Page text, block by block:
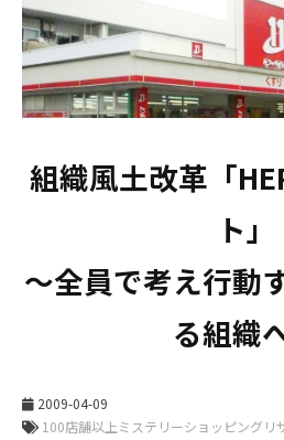
導入事例
コラム
企業情報
組織風土改革「
ト」
～全員で考え行動
る組織
2009-04-09